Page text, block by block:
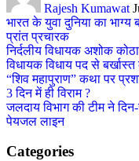
Rajesh Kumawat
भारत के युवा दुनिया का
प्रांत प्रचारक
निर्दलीय विधायक अशोक
विधायक विधाय पद से
“शिव महापुराण” कथा पर
3 दिन में ही विराम ?
जलदाय विभाग की टीम ने
पेयजल लाइन
Categories